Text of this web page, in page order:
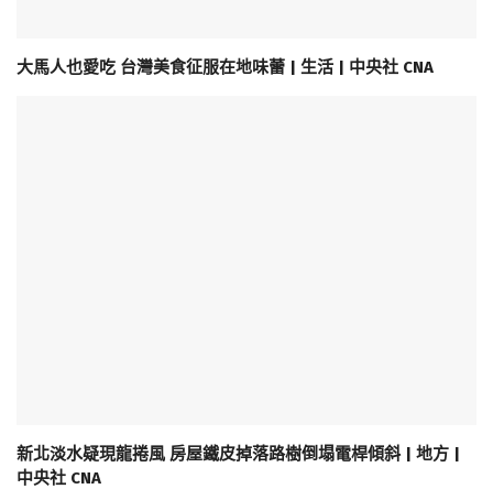
大馬人也愛吃 台灣美食征服在地味蕾 | 生活 | 中央社 CNA
新北淡水疑現龍捲風 房屋鐵皮掉落路樹倒塌電桿傾斜 | 地方 |
中央社 CNA